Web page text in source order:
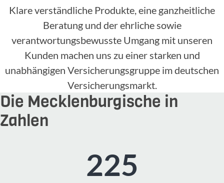
Klare verständliche Produkte, eine ganzheitliche
Beratung und der ehrliche sowie
verantwortungsbewusste Umgang mit unseren
Kunden machen uns zu einer starken und
unabhängigen Versicherungsgruppe im deutschen
Versicherungsmarkt.
Die Mecklenburgische in
Zahlen
225